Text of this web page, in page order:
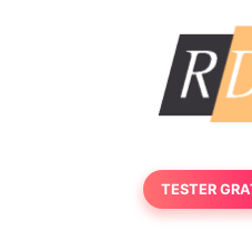
TESTER